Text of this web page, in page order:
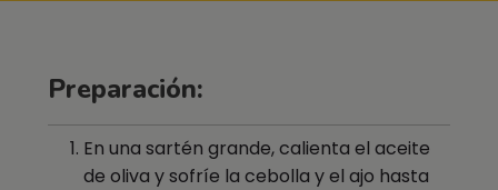
Preparación:
En una sartén grande, calienta el aceite
de oliva y sofríe la cebolla y el ajo hasta